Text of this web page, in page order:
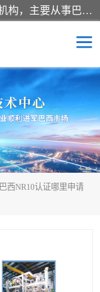
*是一家的测试、评估、检查与认机构，主要从事巴西NR10认证、NR12认证、NR13认证；ANATEL认证、INMTRO认证，欧盟CE认证：MD认证，PED认证，MID认证，ATEX认证，德国蓝色天使认证。
西NR10认证哪里申请
认证
认证
认证
认证